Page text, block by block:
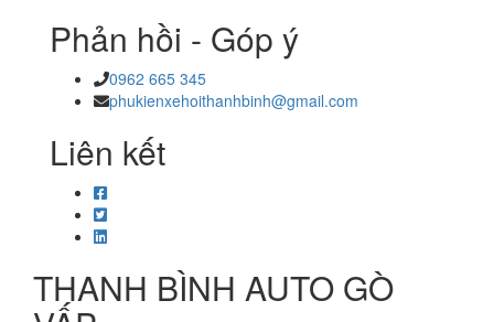
Phản hồi - Góp ý
0962 665 345
phukienxehoithanhbinh@gmail.com
Liên kết
THANH BÌNH AUTO GÒ